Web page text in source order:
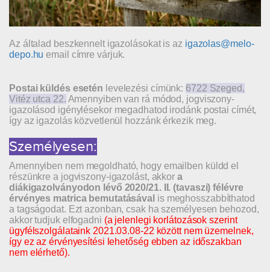
Az általad beszkennelt igazolásokat is az igazolas@melo-
depo.hu email címre várjuk.
Postai küldés esetén levelezési címünk: 6722 Szeged,
Vitéz utca 22. Amennyiben van rá módod, jogviszony-
igazolásod igénylésekor megadhatod irodánk postai címét,
így az igazolás közvetlenül hozzánk érkezik meg.
Személyesen:
Amennyiben nem megoldható, hogy emailben küldd el
részünkre a jogviszony-igazolást, akkor a
diákigazolványodon lévő 2020/21. II. (tavaszi) félévre
érvényes matrica bemutatásával is meghosszabbíthatod
a tagságodat. Ezt azonban, csak ha személyesen behozod,
akkor tudjuk elfogadni (a jelenlegi korlátozások szerint
ügyfélszolgálataink 2021.03.08-22 között nem üzemelnek,
így ez az érvényesítési lehetőség ebben az időszakban
nem elérhető).